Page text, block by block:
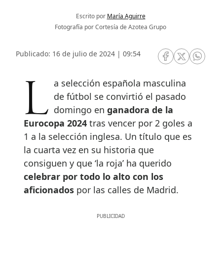
Escrito por María Aguirre
Fotografía por Cortesía de Azotea Grupo
Publicado: 16 de julio de 2024 | 09:54
RRSS Facebook
RRSSRRSS
La selección española masculina de fútbol se convirtió el pasado
domingo en ganadora de la
Eurocopa 2024 tras vencer por 2 goles a
1 a la selección inglesa. Un título que es
la cuarta vez en su historia que
consiguen y que ‘la roja’ ha querido
celebrar por todo lo alto con los
aficionados por las calles de Madrid.